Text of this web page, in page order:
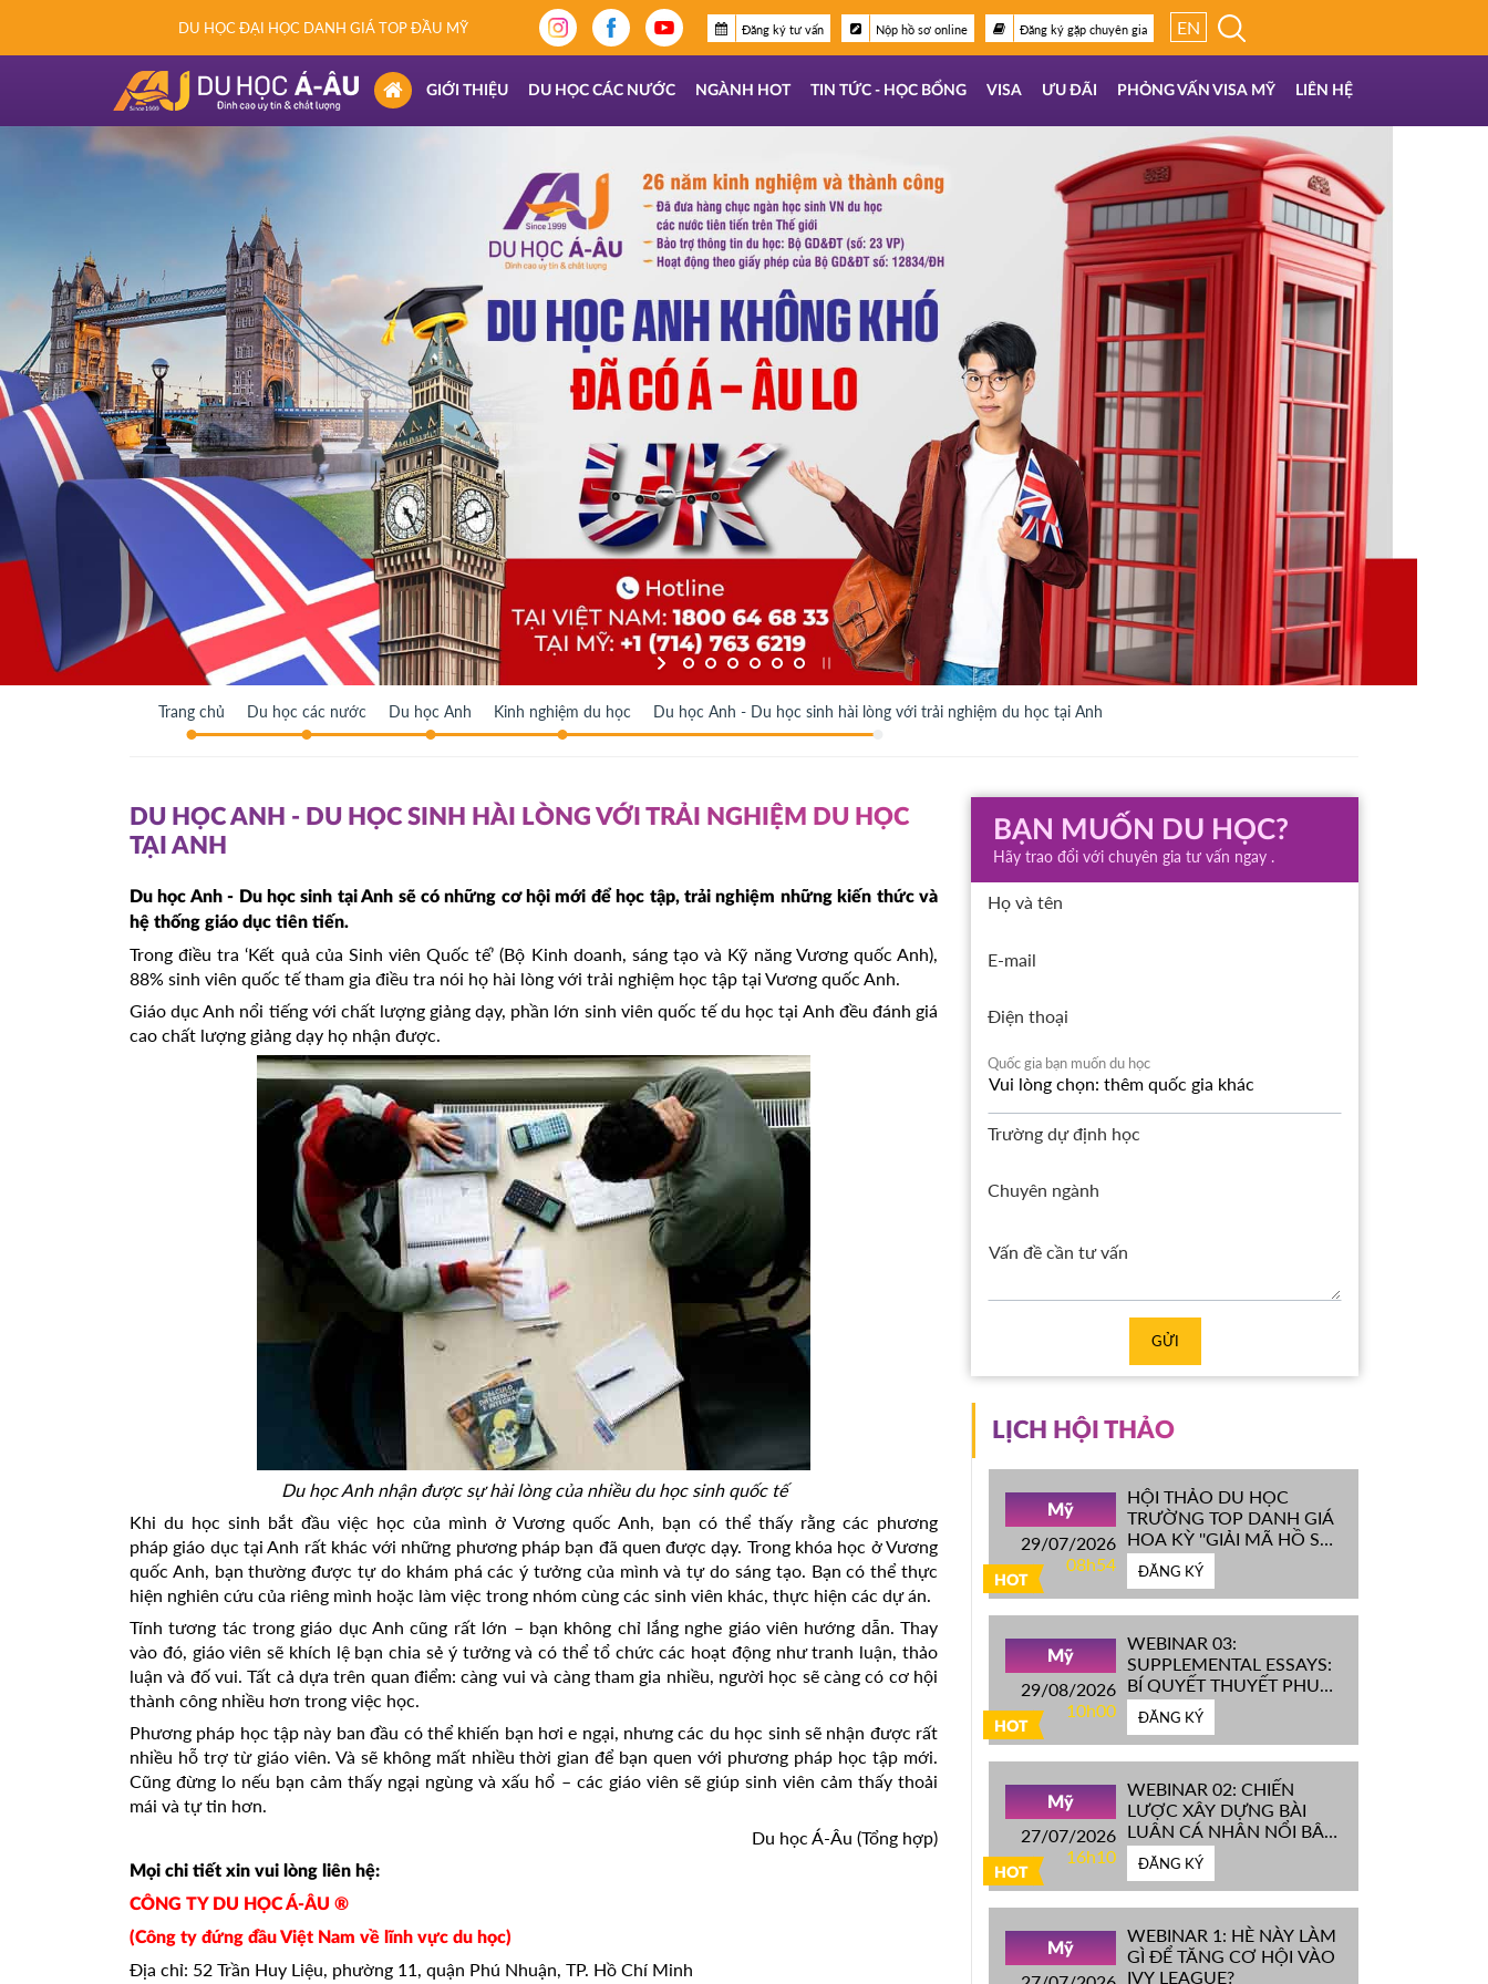
DU HỌC ĐẠI HỌC DANH GIÁ TOP ĐẦU MỸ Đăng ký tư vấn Nộp hồ sơ online Đăng ký gặp chuyên gia EN
(CURRENT)
GIỚI THIỆU DU HỌC CÁC NƯỚC NGÀNH HOT TIN TỨC - HỌC BỔNG VISA ƯU ĐÃI PHỎNG VẤN VISA MỸ LIÊN HỆ
Trang chủ Du học các nước Du học Anh Kinh nghiệm du học Du học Anh - Du học sinh hài lòng với trải nghiệm du học tại Anh
DU HỌC ANH - DU HỌC SINH HÀI LÒNG VỚI TRẢI NGHIỆM DU HỌC
TẠI ANH
Du học Anh - Du học sinh tại Anh sẽ có những cơ hội mới để học tập, trải nghiệm những kiến thức và
hệ thống giáo dục tiên tiến.
Trong điều tra ‘Kết quả của Sinh viên Quốc tế’ (Bộ Kinh doanh, sáng tạo và Kỹ năng Vương quốc Anh),
88% sinh viên quốc tế tham gia điều tra nói họ hài lòng với trải nghiệm học tập tại Vương quốc Anh.
Giáo dục Anh nổi tiếng với chất lượng giảng dạy, phần lớn sinh viên quốc tế du học tại Anh đều đánh giá
cao chất lượng giảng dạy họ nhận được.
Du học Anh nhận được sự hài lòng của nhiều du học sinh quốc tế
Khi du học sinh bắt đầu việc học của mình ở Vương quốc Anh, bạn có thể thấy rằng các phương
pháp giáo dục tại Anh rất khác với những phương pháp bạn đã quen được dạy. Trong khóa học ở Vương
quốc Anh, bạn thường được tự do khám phá các ý tưởng của mình và tự do sáng tạo. Bạn có thể thực
hiện nghiên cứu của riêng mình hoặc làm việc trong nhóm cùng các sinh viên khác, thực hiện các dự án.
Tính tương tác trong giáo dục Anh cũng rất lớn – bạn không chỉ lắng nghe giáo viên hướng dẫn. Thay
vào đó, giáo viên sẽ khích lệ bạn chia sẻ ý tưởng và có thể tổ chức các hoạt động như tranh luận, thảo
luận và đố vui. Tất cả dựa trên quan điểm: càng vui và càng tham gia nhiều, người học sẽ càng có cơ hội
thành công nhiều hơn trong việc học.
Phương pháp học tập này ban đầu có thể khiến bạn hơi e ngại, nhưng các du học sinh sẽ nhận được rất
nhiều hỗ trợ từ giáo viên. Và sẽ không mất nhiều thời gian để bạn quen với phương pháp học tập mới.
Cũng đừng lo nếu bạn cảm thấy ngại ngùng và xấu hổ – các giáo viên sẽ giúp sinh viên cảm thấy thoải
mái và tự tin hơn.
Du học Á-Âu (Tổng hợp)
Mọi chi tiết xin vui lòng liên hệ:
CÔNG TY DU HỌC Á-ÂU ®
(Công ty đứng đầu Việt Nam về lĩnh vực du học)
Địa chỉ: 52 Trần Huy Liệu, phường 11, quận Phú Nhuận, TP. Hồ Chí Minh
BẠN MUỐN DU HỌC?
Hãy trao đổi với chuyên gia tư vấn ngay .
Họ và tên
E-mail
Điện thoại
Quốc gia bạn muốn du học
Trường dự định học
Chuyên ngành
GỬI
LỊCH HỘI THẢO
HOT
Mỹ
29/07/2026
08h54
HỘI THẢO DU HỌC
TRƯỜNG TOP DANH GIÁ
HOA KỲ ''GIẢI MÃ HỒ SƠ
IVY LEAGUE''
ĐĂNG KÝ
HOT
Mỹ
29/08/2026
10h00
WEBINAR 03:
SUPPLEMENTAL ESSAYS:
BÍ QUYẾT THUYẾT PHỤC
HỘI ĐỒNG TUYỂN SINH
ĐH TOP ĐẦU MỸ
ĐĂNG KÝ
HOT
Mỹ
27/07/2026
16h10
WEBINAR 02: CHIẾN
LƯỢC XÂY DỰNG BÀI
LUẬN CÁ NHÂN NỔI BẬT
CHINH PHỤC ĐH TOP
ĐẦU MỸ
ĐĂNG KÝ
Mỹ
WEBINAR 1: HÈ NÀY LÀM
GÌ ĐỂ TĂNG CƠ HỘI VÀO
IVY LEAGUE?